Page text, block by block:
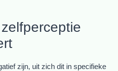
zijn, uit zich dit in specifieke